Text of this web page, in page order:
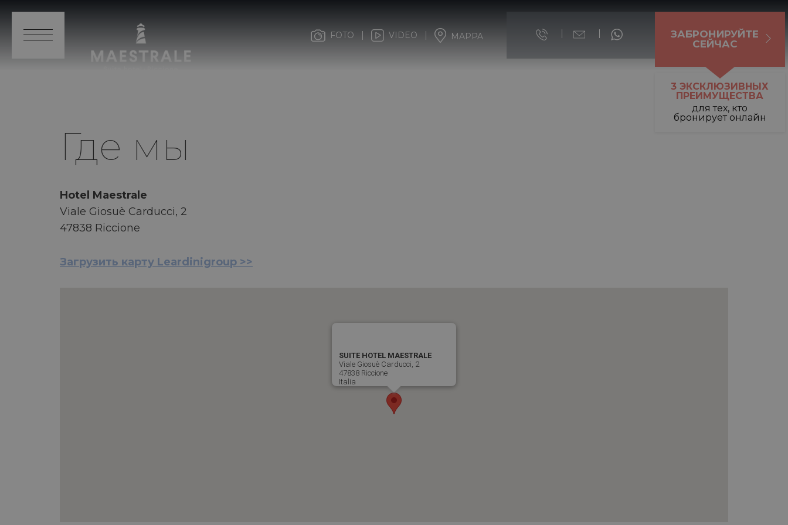
FOTO VIDEO MAPPA
ЗАБРОНИРУЙТЕ
СЕЙЧАС
3 ЭКСКЛЮЗИВНЫХ
ПРЕИМУЩЕСТВА
для тех, кто
бронирует онлайн
Где мы
Hotel Maestrale
Viale Giosuè Carducci, 2
47838 Riccione
Загрузить карту Leardinigroup >>
SUITE HOTEL MAESTRALE
Viale Giosuè Carducci, 2
47838 Riccione
Italia